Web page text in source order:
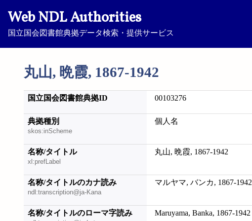
Web NDL Authorities
国立国会図書館典拠データ検索・提供サービス
丸山, 晩霞, 1867-1942
国立国会図書館典拠ID 00103276
典拠種別
skos:inScheme
個人名
名称/タイトル
xl:prefLabel
丸山, 晩霞, 1867-1942
名称/タイトルのカナ読み
ndl:transcription@ja-Kana
マルヤマ, バンカ, 1867-1942
名称/タイトルのローマ字読み Maruyama, Banka, 1867-1942